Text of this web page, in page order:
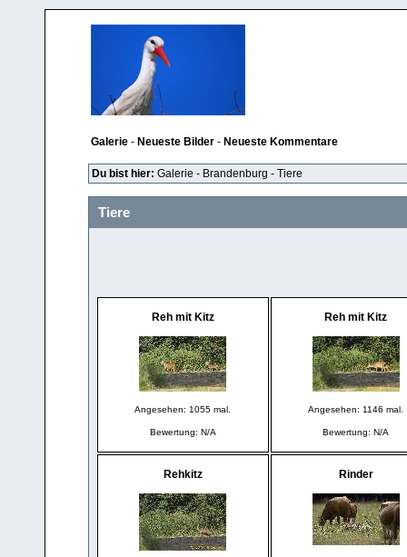
Galerie- Neueste Bilder- Neueste Kommentare
Du bist hier: Galerie - Brandenburg - Tiere
Tiere
Reh mit Kitz
Angesehen: 1055 mal.
Bewertung: N/A
Reh mit Kitz
Angesehen: 1146 mal.
Bewertung: N/A
Rehkitz Rinder